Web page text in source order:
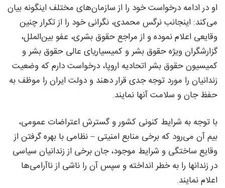
او در ادامه درخواست خود را از سازمان‌های مختلف اینگونه بیان
می‌کند: اینجانب نرگس محمدی، نگرانی خود را از تکرار چنین
وقایعی اعلام نموده و از مراجع حقوق بشری، عفو بین‌الملل،
گزارشگران ویژه حقوق بشر و کمیسیاریای عالی حقوق بشر و
کمیسیون حقوق بشر اتحادیه اروپا، درخواست دارم که وضعیت
زندانیان را مورد توجه جدی قرار دهند و دولت ایران را موظف به
حفظ جان و سلامت آنها نمایند.
با توجه به شرایط کنونی کشور و گسترش اعتراضات عمومی،
بیم آن می‌رود که برخی منابع امنیتی – نظامی با بهره گرفتن از
وقایع ساختگی و شرایط موجود، جان برخی از زندانیان سیاسی
در زندانها را به خطر انداخته و سپس آن را ناشی از ناآرامی‌ها
اعلام نمایند.